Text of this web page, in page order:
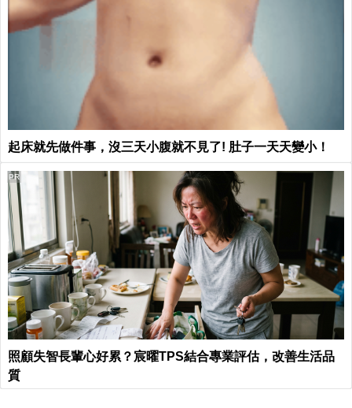
起床就先做件事，沒三天小腹就不見了! 肚子一天天變小！
照顧失智長輩心好累？宸曜TPS結合專業評估，改善生活品
質
PR